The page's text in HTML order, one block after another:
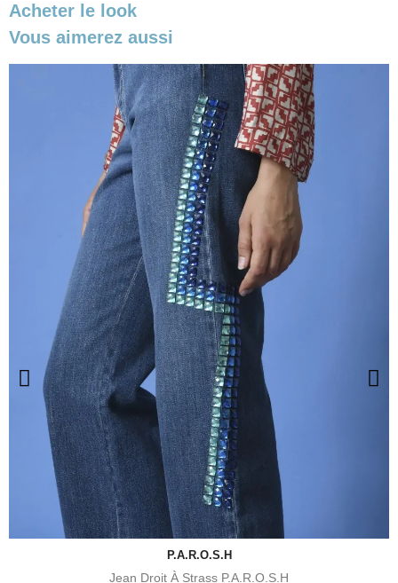
Acheter le look
Vous aimerez aussi
P.A.R.O.S.H
Jean Droit À Strass P.A.R.O.S.H